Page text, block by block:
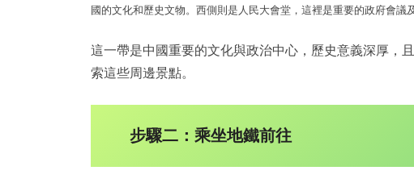
國的文化和歷史文物。西側則是人民大會堂，這裡是重要的政府會議
這一帶是中國重要的文化與政治中心，歷史意義深厚，
索這些周邊景點。
步驟二：乘坐地鐵前往